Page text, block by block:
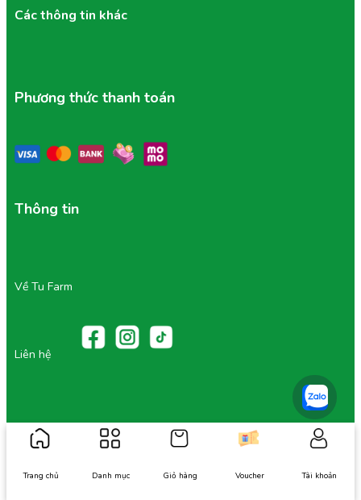
Các thông tin khác
Phương thức thanh toán
Thông tin
Về Tu Farm
Liên hệ
Hỗ trợ
Trang chủ Danh mục Giỏ hàng Voucher Tài khoản